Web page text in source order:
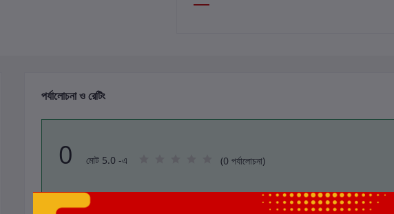
পর্যালোচনা ও রেটিং
0 মোট 5.0 -এ (0 পর্যালোচনা)